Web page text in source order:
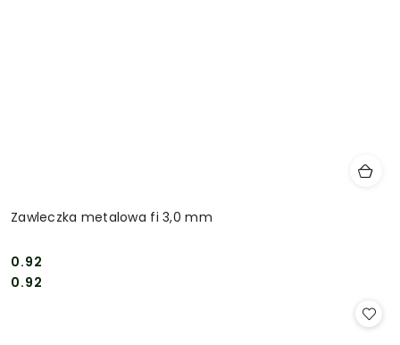
Zawleczka metalowa fi 3,0 mm
Cena:
0.92
Cena:
0.92